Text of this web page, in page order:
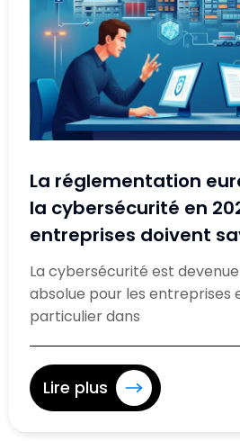
La réglementation
la cybersécurité en
entreprises doivent
La cybersécurité est
absolue pour les entreprises
particulier dans
Lire plus